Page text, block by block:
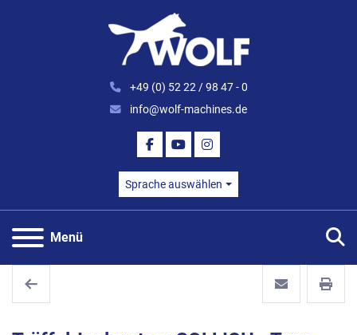
+49 (0) 52 22 / 98 47 - 0
info@wolf-machines.de
FACEBOOK
YOUTUBEINSTAGRAM
Sprache auswählen
Menü